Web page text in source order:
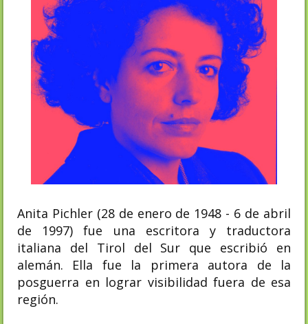
Anita Pichler (28 de enero de 1948 - 6 de abril
de 1997) fue una escritora y traductora
italiana del Tirol del Sur que escribió en
alemán. Ella fue la primera autora de la
posguerra en lograr visibilidad fuera de esa
región.